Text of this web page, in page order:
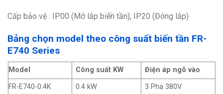
Cấp bảo vệ : IP00 (Mở lắp biến tần), IP20 (Đóng lắp)
Bảng chọn model theo công suất biến tần FR-
E740 Series
Model Công suất KW
Điện áp ngõ vào
FR-E740-0.4K
0.4 kW
3 Pha 380V